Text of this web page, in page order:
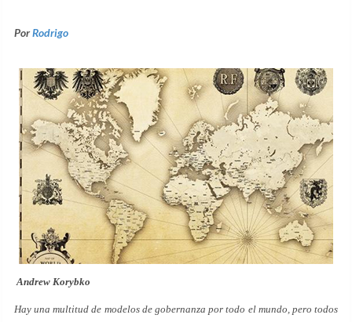
PorRodrigo
Andrew Korybko
Hay una multitud de modelos de gobernanza por todo el mundo, pero todos